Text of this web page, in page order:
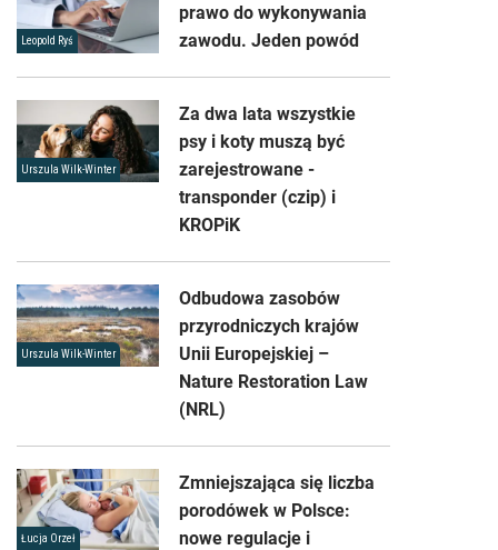
Leopold Ryś
prawo do wykonywania
zawodu. Jeden powód
Urszula Wilk-Winter
Za dwa lata wszystkie
psy i koty muszą być
zarejestrowane -
transponder (czip) i
KROPiK
Urszula Wilk-Winter
Odbudowa zasobów
przyrodniczych krajów
Unii Europejskiej –
Nature Restoration Law
(NRL)
Łucja Orzeł
Zmniejszająca się liczba
porodówek w Polsce:
nowe regulacje i